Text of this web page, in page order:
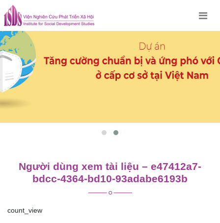
Skip
to
content
Người dùng xem tài liệu – e47412a7-
bdcc-4364-bd10-93adabe6193b
count_view